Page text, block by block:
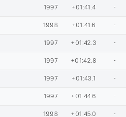
1997 +01:41.4 -
1998 +01:41.6 -
1997 +01:42.3 -
1997 +01:42.8 -
1997 +01:43.1 -
1997 +01:44.6 -
1998 +01:45.0 -